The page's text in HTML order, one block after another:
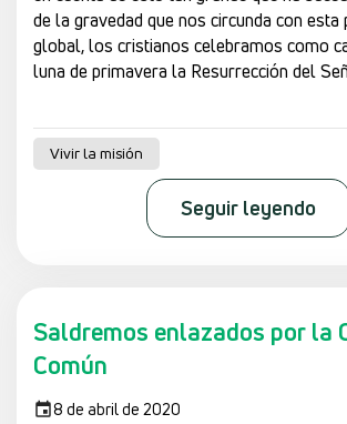
de la gravedad que nos circunda con esta
global, los cristianos celebramos como
luna de primavera la Resurrección del
Vivir la misión
Seguir leyendo
Saldremos enlazados por la
Común
8 de abril de 2020